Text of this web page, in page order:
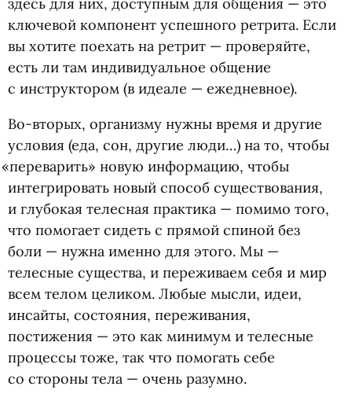
здесь для них, доступным для общения — это
ключевой компонент успешного ретрита. Если
вы хотите поехать на ретрит — проверяйте,
есть ли там индивидуальное общение
с инструктором (в идеале — ежедневное).
Во-вторых, организму нужны время и другие
условия (еда, сон, другие люди…) на то, чтобы
«переварить» новую информацию, чтобы
интегрировать новый способ существования,
и глубокая телесная практика — помимо того,
что помогает сидеть с прямой спиной без
боли — нужна именно для этого. Мы —
телесные существа, и переживаем себя и мир
всем телом целиком. Любые мысли, идеи,
инсайты, состояния, переживания,
постижения — это как минимум и телесные
процессы тоже, так что помогать себе
со стороны тела — очень разумно.